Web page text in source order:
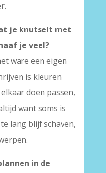
je knutselt met
je veel?
ware een eigen
is kleuren
doen passen,
want soms is
lang blijf schaven,
in de